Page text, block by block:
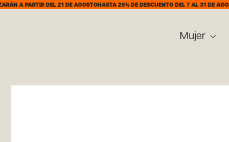
PARTIR DEL 21 DE AGOSTOHASTA 25% DE DESCUENTO DEL 7 AL 31 DE AGOSTO
Mujer